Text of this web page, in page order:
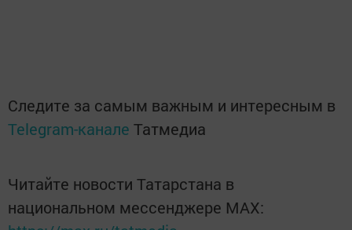
Следите за самым важным и интересным в
Telegram-канале Татмедиа
Читайте новости Татарстана в
национальном мессенджере MАХ: